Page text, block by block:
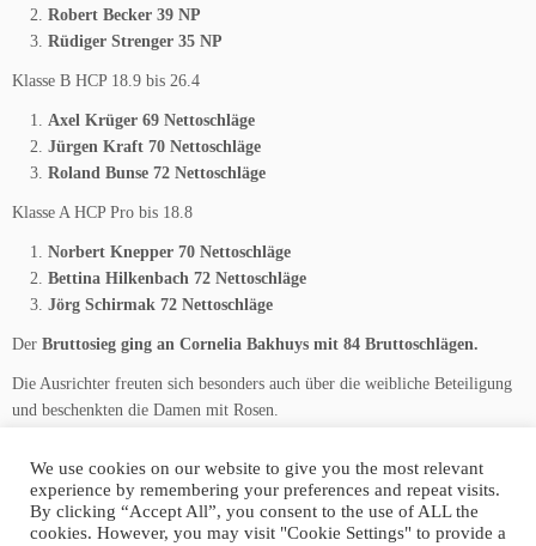
Robert Becker 39 NP
Rüdiger Strenger 35 NP
Klasse B HCP 18.9 bis 26.4
Axel Krüger 69 Nettoschläge
Jürgen Kraft 70 Nettoschläge
Roland Bunse 72 Nettoschläge
Klasse A HCP Pro bis 18.8
Norbert Knepper 70 Nettoschläge
Bettina Hilkenbach 72 Nettoschläge
Jörg Schirmak 72 Nettoschläge
Der Bruttosieg ging an Cornelia Bakhuys mit 84 Bruttoschlägen.
Die Ausrichter freuten sich besonders auch über die weibliche Beteiligung
und beschenkten die Damen mit Rosen.
We use cookies on our website to give you the most relevant
experience by remembering your preferences and repeat visits.
By clicking “Accept All”, you consent to the use of ALL the
cookies. However, you may visit "Cookie Settings" to provide a